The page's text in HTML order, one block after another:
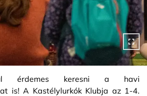
érdemes keresni a havi
is! A Kastélylurkók Klubja az 1-4.